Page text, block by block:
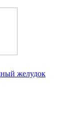
желудок